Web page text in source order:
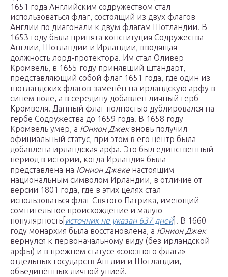
1651 года Английским содружеством стал
использоваться флаг, состоящий из двух флагов
Англии по диагонали к двум флагам Шотландии. В
1653 году была принята конституция Содружества
Англии, Шотландии и Ирландии, вводящая
должность лорд-протектора. Им стал Оливер
Кромвель, в 1655 году принявший штандарт,
представляющий собой флаг 1651 года, где один из
шотландских флагов заменён на ирландскую арфу в
синем поле, а в середину добавлен личный герб
Кромвеля. Данный флаг полностью дублировался на
гербе Содружества до 1659 года. В 1658 году
Кромвель умер, а Юнион Джеквновь получил
официальный статус, при этом в его центр была
добавлена ирландская арфа. Это был единственный
период в истории, когда Ирландия была
представлена на Юнион Джекенастоящим
национальным символом Ирландии, в отличие от
версии 1801 года, где в этих целях стал
использоваться флаг Святого Патрика, имеющий
сомнительное происхождение и малую
популярность[ источник не указан 637 дней]. В 1660
году монархия была восстановлена, а Юнион Джек
вернулся к первоначальному виду (без ирландской
арфы) и в прежнем статусе «союзного флага»
отдельных государств Англии и Шотландии,
объединённых личной унией.